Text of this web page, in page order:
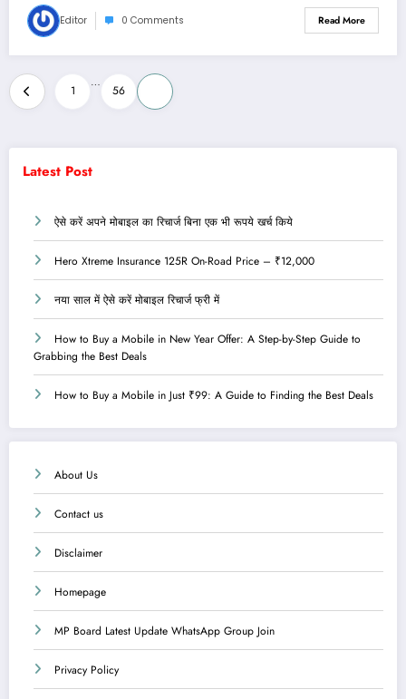
Editor 0 Comments Read More
Posts
pagination
1
…
56
Latest Post
ऐसे करें अपने मोबाइल का रिचार्ज बिना एक भी रूपये खर्च किये
Hero Xtreme Insurance 125R On-Road Price – ₹12,000
नया साल में ऐसे करें मोबाइल रिचार्ज फ्री में
How to Buy a Mobile in New Year Offer: A Step-by-Step Guide to
Grabbing the Best Deals
How to Buy a Mobile in Just ₹99: A Guide to Finding the Best Deals
About Us
Contact us
Disclaimer
Homepage
MP Board Latest Update WhatsApp Group Join
Privacy Policy